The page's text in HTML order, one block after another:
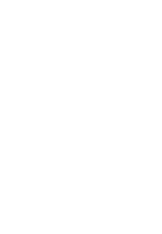
准和受检者体位适
限于脑血管血流速
装。若出现异常提
注册证、培训资料
用于合规的筛查评估场